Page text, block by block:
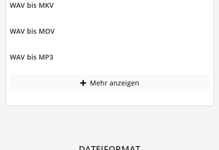
WAV bis MKV
WAV bis MOV
WAV bis MP3
Mehr anzeigen